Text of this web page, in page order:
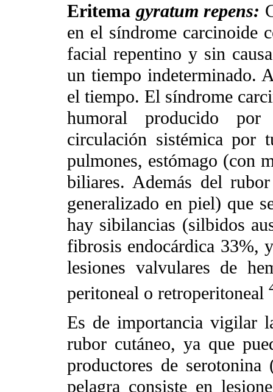
Eritema gyratum repens:
en el síndrome carcinoide
facial repentino y sin
un tiempo indeterminado.
el tiempo. El síndrome
humoral producido por
circulación sistémica por
pulmones, estómago (con
biliares. Además del
generalizado en piel) que
hay sibilancias (silbidos
fibrosis endocárdica 33%,
lesiones valvulares de
peritoneal o retroperitoneal
Es de importancia vigilar
rubor cutáneo, ya que
productores de
pelagra consiste en